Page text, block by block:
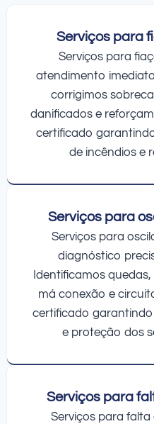
Serviços para
Serviços para
atendimento
corrigimos
danificados e
certificado
de incêndios e
Serviços para
Serviços para
diagnóstico
Identificamos
má conexão e
certificado
e proteção dos
Serviços para
Serviços para